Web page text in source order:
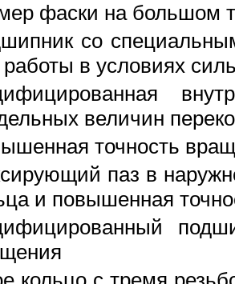
фаски на большом
со
в условиях
величин
точность
паз в
и повышенная